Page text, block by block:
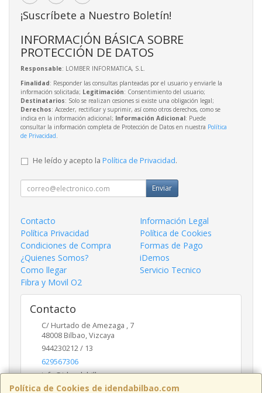
Política de Cookies de idendabilbao.com
¡Suscríbete a Nuestro Boletín!
INFORMACIÓN BÁSICA SOBRE
PROTECCIÓN DE DATOS
Responsable: LOMBER INFORMATICA, S.L.
Finalidad: Responder las consultas planteadas por el usuario y enviarle la
información solicitada; Legitimación: Consentimiento del usuario;
Destinatarios: Solo se realizan cesiones si existe una obligación legal;
Derechos: Acceder, rectificar y suprimir, así como otros derechos, como se
indica en la información adicional; Información Adicional: Puede
consultar la información completa de Protección de Datos en nuestra Política
de Privacidad.
He leído y acepto la Política de Privacidad.
Enviar
Contacto
Información Legal
Política Privacidad
Política de Cookies
Condiciones de Compra
Formas de Pago
¿Quienes Somos?
iDemos
Como llegar
Servicio Tecnico
Fibra y Movil O2
Contacto
C/ Hurtado de Amezaga , 7
48008 Bilbao,Vizcaya
944230212 / 13
629567306
info@idendabilbao.com